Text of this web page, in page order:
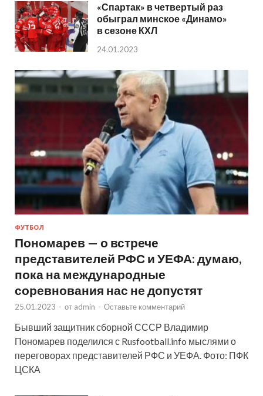
«Спартак» в четвертый раз
обыграл минское «Динамо»
в сезоне КХЛ
24.01.2023
ФУТБОЛ
Пономарев — о встрече
представителей РФС и УЕФА: думаю,
пока на международные
соревнования нас не допустят
25.01.2023 - от admin - Оставьте комментарий
Бывший защитник сборной СССР Владимир
Пономарев поделился с Rusfootball.info мыслями о
переговорах представителей РФС и УЕФА. Фото: ПФК
ЦСКА